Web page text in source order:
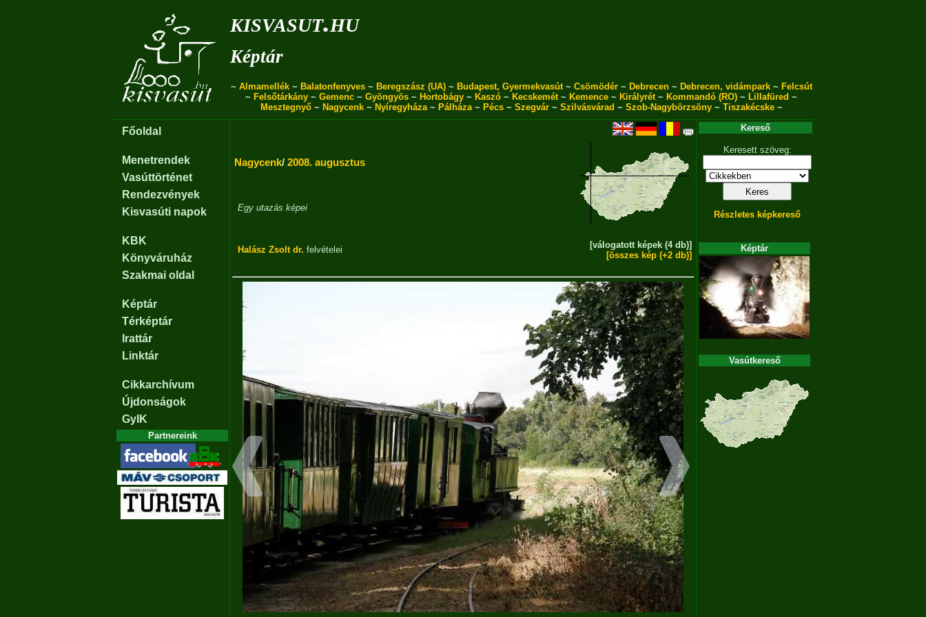
kisvasut.hu
Képtár
~ Almamellék~ Balatonfenyves~ Beregszász (UA)~ Budapest, Gyermekvasút~ Csömödér~ Debrecen~ Debrecen, vidámpark~ Felcsút
~ Felsőtárkány ~ Gemenc ~ Gyöngyös ~ Hortobágy ~ Kaszó ~ Kecskemét~ Kemence ~ Királyrét~ Kommandó (RO) ~ Lillafüred ~
Mesztegnyő~ Nagycenk~ Nyíregyháza~ Pálháza~ Pécs~ Szegvár~ Szilvásvárad ~ Szob-Nagybörzsöny~ Tiszakécske~
Főoldal
Menetrendek
Vasúttörténet
Rendezvények
Kisvasúti napok
KBK
Könyváruház
Szakmai oldal
Képtár
Térképtár
Irattár
Linktár
Cikkarchívum
Újdonságok
GyIK
Partnereink
Nagycenk/ 2008. augusztus
Egy utazás képei
Halász Zsolt dr. felvételei
[válogatott képek (4 db)]
[összes kép (+2 db)]
Kereső
Keresett szöveg:
Részletes képkereső
Képtár
Vasútkereső